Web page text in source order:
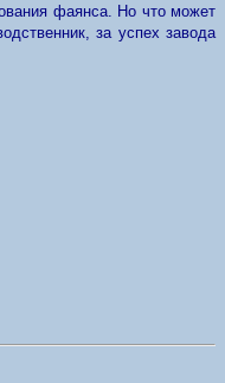
фаянса. Но что может
за успех завода